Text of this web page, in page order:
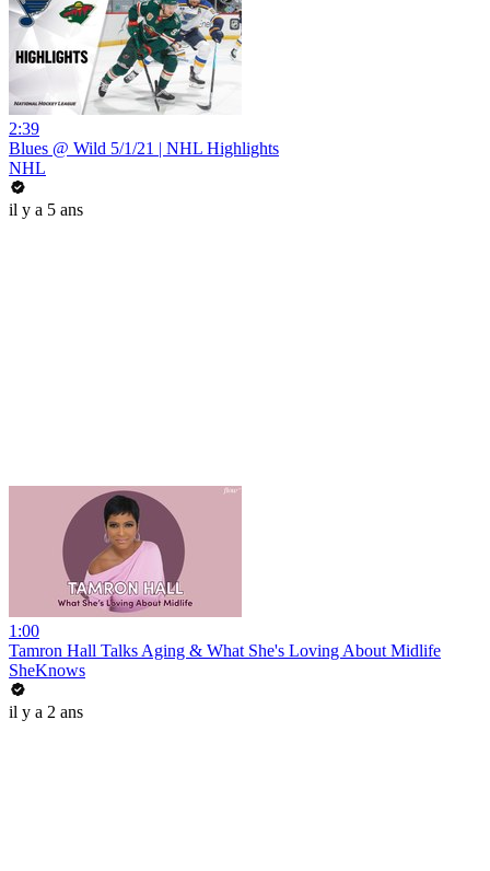
2:39
Blues @ Wild 5/1/21 | NHL Highlights
NHL
il y a 5 ans
1:00
Tamron Hall Talks Aging & What She's Loving About Midlife
SheKnows
il y a 2 ans